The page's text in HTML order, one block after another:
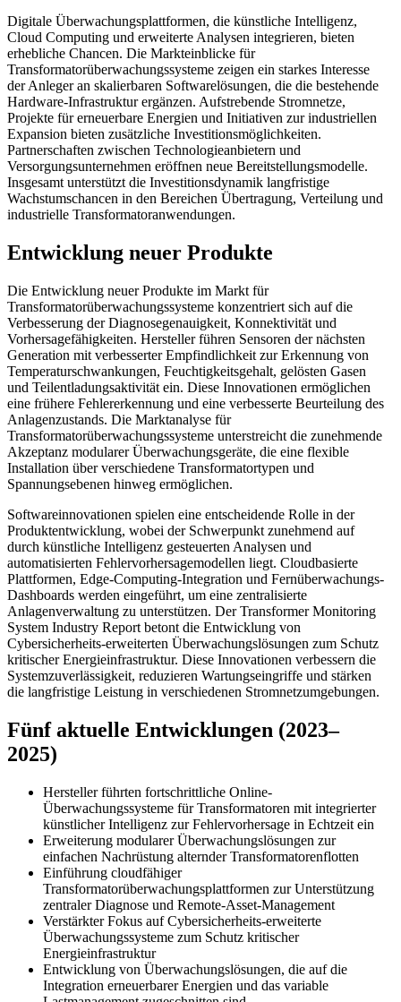
Digitale Überwachungsplattformen, die künstliche Intelligenz,
Cloud Computing und erweiterte Analysen integrieren, bieten
erhebliche Chancen. Die Markteinblicke für
Transformatorüberwachungssysteme zeigen ein starkes Interesse
der Anleger an skalierbaren Softwarelösungen, die die bestehende
Hardware-Infrastruktur ergänzen. Aufstrebende Stromnetze,
Projekte für erneuerbare Energien und Initiativen zur industriellen
Expansion bieten zusätzliche Investitionsmöglichkeiten.
Partnerschaften zwischen Technologieanbietern und
Versorgungsunternehmen eröffnen neue Bereitstellungsmodelle.
Insgesamt unterstützt die Investitionsdynamik langfristige
Wachstumschancen in den Bereichen Übertragung, Verteilung und
industrielle Transformatoranwendungen.
Entwicklung neuer Produkte
Die Entwicklung neuer Produkte im Markt für
Transformatorüberwachungssysteme konzentriert sich auf die
Verbesserung der Diagnosegenauigkeit, Konnektivität und
Vorhersagefähigkeiten. Hersteller führen Sensoren der nächsten
Generation mit verbesserter Empfindlichkeit zur Erkennung von
Temperaturschwankungen, Feuchtigkeitsgehalt, gelösten Gasen
und Teilentladungsaktivität ein. Diese Innovationen ermöglichen
eine frühere Fehlererkennung und eine verbesserte Beurteilung des
Anlagenzustands. Die Marktanalyse für
Transformatorüberwachungssysteme unterstreicht die zunehmende
Akzeptanz modularer Überwachungsgeräte, die eine flexible
Installation über verschiedene Transformatortypen und
Spannungsebenen hinweg ermöglichen.
Softwareinnovationen spielen eine entscheidende Rolle in der
Produktentwicklung, wobei der Schwerpunkt zunehmend auf
durch künstliche Intelligenz gesteuerten Analysen und
automatisierten Fehlervorhersagemodellen liegt. Cloudbasierte
Plattformen, Edge-Computing-Integration und Fernüberwachungs-
Dashboards werden eingeführt, um eine zentralisierte
Anlagenverwaltung zu unterstützen. Der Transformer Monitoring
System Industry Report betont die Entwicklung von
Cybersicherheits-erweiterten Überwachungslösungen zum Schutz
kritischer Energieinfrastruktur. Diese Innovationen verbessern die
Systemzuverlässigkeit, reduzieren Wartungseingriffe und stärken
die langfristige Leistung in verschiedenen Stromnetzumgebungen.
Fünf aktuelle Entwicklungen (2023–
2025)
Hersteller führten fortschrittliche Online-
Überwachungssysteme für Transformatoren mit integrierter
künstlicher Intelligenz zur Fehlervorhersage in Echtzeit ein
Erweiterung modularer Überwachungslösungen zur
einfachen Nachrüstung alternder Transformatorenflotten
Einführung cloudfähiger
Transformatorüberwachungsplattformen zur Unterstützung
zentraler Diagnose und Remote-Asset-Management
Verstärkter Fokus auf Cybersicherheits-erweiterte
Überwachungssysteme zum Schutz kritischer
Energieinfrastruktur
Entwicklung von Überwachungslösungen, die auf die
Integration erneuerbarer Energien und das variable